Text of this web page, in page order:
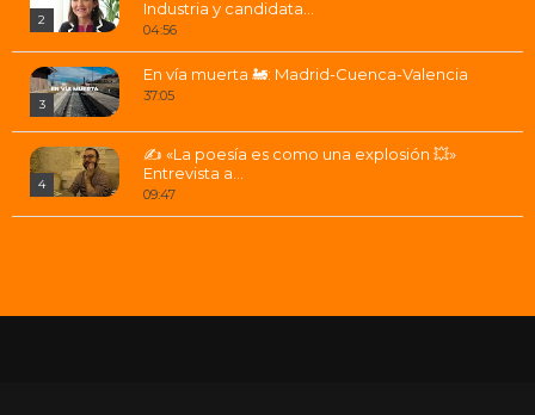
2
Industria y candidata...
04:56
3
En vía muerta 🚂: Madrid-Cuenca-Valencia
37:05
4
✍ «La poesía es como una explosión 💥»
Entrevista a...
09:47